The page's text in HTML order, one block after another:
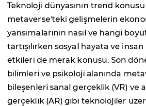
Teknoloji dünyasının trend
metaverse'teki gelişmelerin
yansımalarının nasıl ve hangi
tartışılırken sosyal hayata ve
etkileri de merak konusu. Son
bilimleri ve psikoloji alanında
bileşenleri sanal gerçeklik (VR) ve
gerçeklik (AR) gibi teknolojiler